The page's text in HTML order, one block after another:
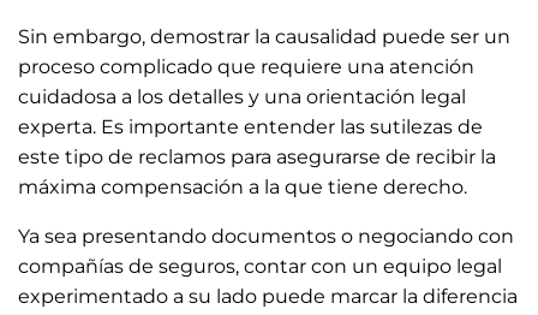
Sin embargo, demostrar la causalidad puede ser un
proceso complicado que requiere una atención
cuidadosa a los detalles y una orientación legal
experta. Es importante entender las sutilezas de
este tipo de reclamos para asegurarse de recibir la
máxima compensación a la que tiene derecho.
Ya sea presentando documentos o negociando con
compañías de seguros, contar con un equipo legal
experimentado a su lado puede marcar la diferencia